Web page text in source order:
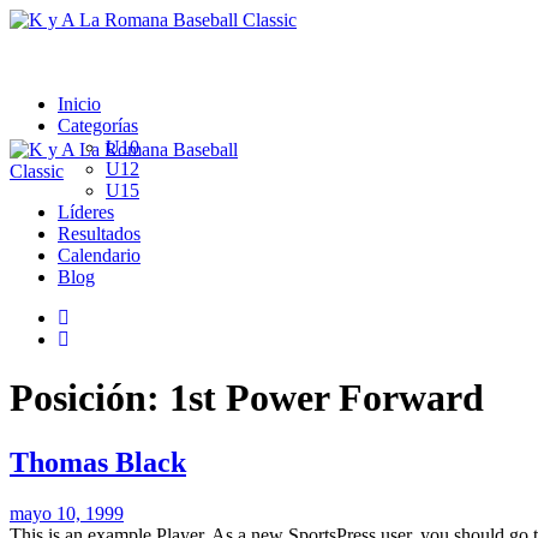
Inicio
Categorías
U10
U12
U15
Líderes
Resultados
Calendario
Blog
Posición: 1st Power Forward
Thomas Black
mayo 10, 1999